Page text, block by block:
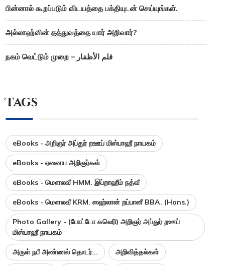
பின்னால் கூறப்படும் விடயத்தை பக்தியுடன் செய்யுங்கள்.
அல்லாஹ்வின் தத்துவத்தை யார் அறிவார்?
நகம் வெட்டும் முறை – قلم الأظفار
Tags
eBooks - அறிஞர் அப்துர் றஊப் மிஸ்பாஹீ நாயகம்
eBooks - ஏனைய அறிஞர்கள்
eBooks - மௌலவீ HMM. இப்றாஹீம் நத்வீ
eBooks - மௌலவீ KRM. ஸஹ்லான் றப்பானீ BBA. (Hons.)
Photo Gallery - (போட்டோ கலெரி) அறிஞர் அப்துர் றஊப்
மிஸ்பாஹீ நாயகம்
அருள் நபீ அண்ணல் தொடர்... அறிவித்தல்கள்